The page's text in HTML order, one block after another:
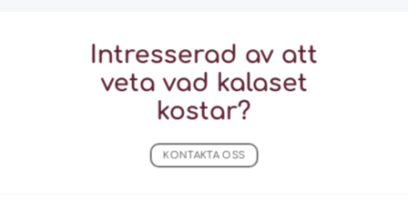
Intresserad av att
veta vad kalaset
kostar?
KONTAKTA OSS